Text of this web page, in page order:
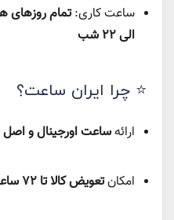
ساعت کاری:
الی ۲۲ شب
⭐ چرا ایران‌ ساعت؟
ارائهساعت اورجینال و اصل
امکانتعویض کالا تا ۷۲ ساعت